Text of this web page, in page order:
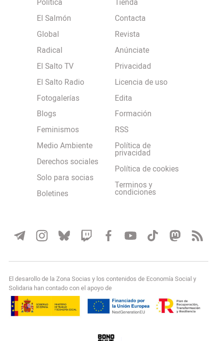
Política
El Salmón
Global
Radical
El Salto TV
El Salto Radio
Fotogalerías
Blogs
Feminismos
Medio Ambiente
Derechos sociales
Solo para socias
Boletines
Tienda
Contacta
Revista
Anúnciate
Privacidad
Licencia de uso
Edita
Formación
RSS
Política de
privacidad
Política de cookies
Terminos y
condiciones
El desarollo de la Zona Socias y los contenidos de Economía Social y
Solidaria han contado con el apoyo de